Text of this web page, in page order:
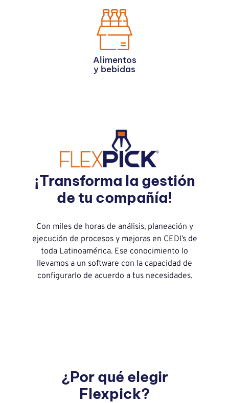
Alimentos
y bebidas
¡Transforma la gestión
de tu compañía!
Con miles de horas de análisis, planeación y
ejecución de procesos y mejoras en CEDI’s de
toda Latinoamérica. Ese conocimiento lo
llevamos a un software con la capacidad de
configurarlo de acuerdo a tus necesidades.
¿Por qué elegir
Flexpick?